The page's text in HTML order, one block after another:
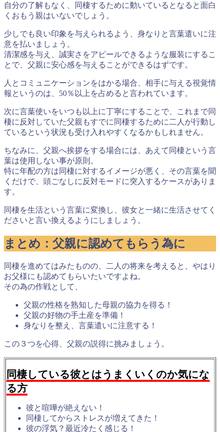
自分の了解もなく、同棲するために動いているとなると面白
くおもう親はいないでしょう。
少しでも良い印象を与えられるよう、 身なりと言葉遣いに注
意を払いましょう 。
清潔感を与え、誠実さをアピールできるような服装にするこ
とで、父親に安心感を与えることができるはずです。
人とコミュニケーションをはかる場合、 相手に与える視覚情
報というのは、50％以上を占める と言われています。
次に言葉使いをいつも以上に丁寧にすることで、これまで同
棲に反対していた父親もすでに同棲するために二人が行動し
ているという状況も受け入れやすくなるかもしれません。
ちなみに、父親へ挨拶をする場合には、 あえて同棲という言
葉は使用しない事が原則 。
特に年配の方は同棲に対するイメージが悪く、その言葉を聞
くだけで、頭ごなしに反対モードに突入するケースがありま
す。
同棲を生活という言葉に変換 し、彼女と一緒に生活させてく
ださいと言い換えるようにしましょう。
まとめ：父親に認めてもらう為に
同棲を進めてはみたものの、二人の将来を考えると、やはり
お父様にも認めてもらいたいですよね。
その為の作戦として、
父親の性格を熟知した母親の協力を得る！
父親の好物の手土産を準備！
身なりを整え、言葉遣いに注意する！
この３つを心得、父親の説得に挑みましょう。
同棲している彼とはうまくいくのか気にな
る方
彼と喧嘩が絶えない！
同棲してからストレスが増えてきた！
彼の浮気？最近冷たく感じる！